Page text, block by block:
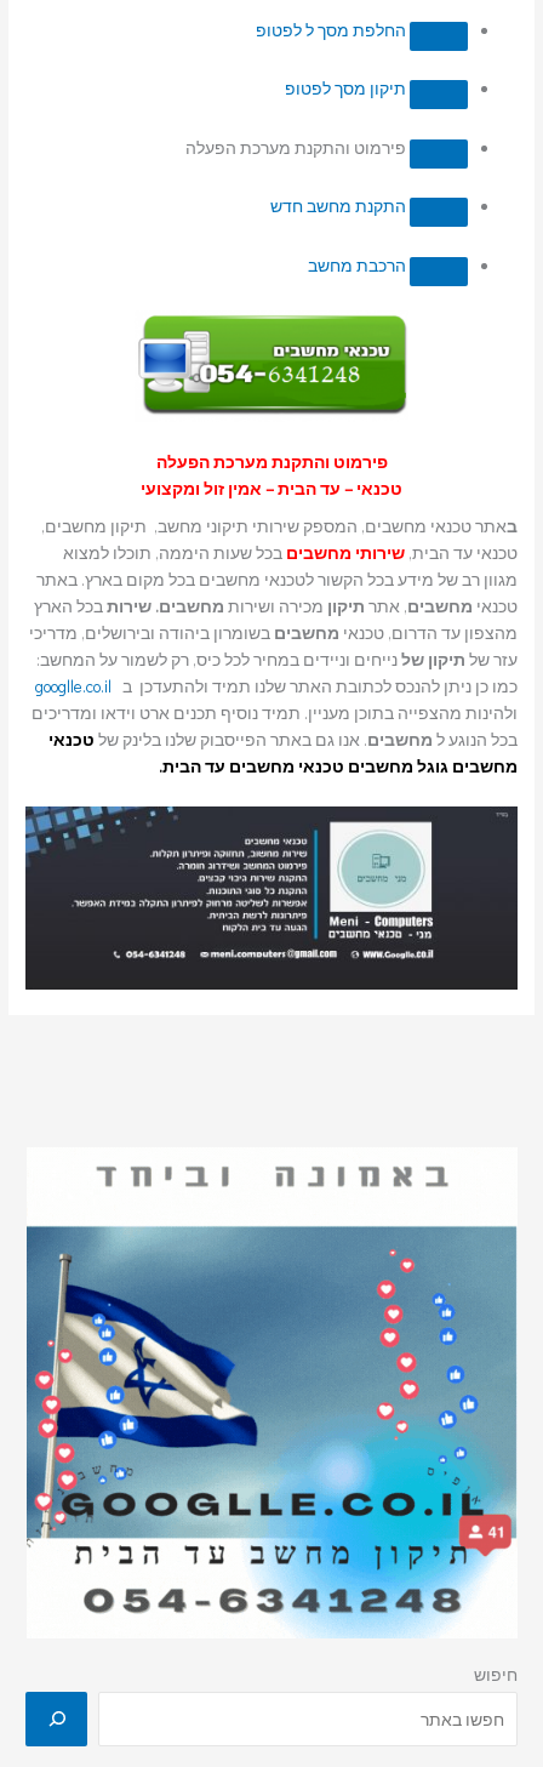
החלפת מסך ל לפטופ
תיקון מסך לפטופ
פירמוט והתקנת מערכת הפעלה
התקנת מחשב חדש
הרכבת מחשב
פירמוט והתקנת מערכת הפעלה
טכנאי – עד הבית – אמין זול ומקצועי
באתר טכנאי מחשבים, המספק שירותי תיקוני מחשב, תיקון מחשבים,
טכנאי עד הבית,שירותי מחשבים בכל שעות היממה, תוכלו למצוא
מגוון רב של מידע בכל הקשור לטכנאי מחשבים בכל מקום בארץ. באתר
טכנאי מחשבים, אתר תיקון מכירה ושירות מחשבים. שירותבכל הארץ
מהצפון עד הדרום, טכנאי מחשבים בשומרון ביהודה ובירושלים, מדריכי
עזר של תיקון שלנייחים וניידים במחיר לכל כיס, רק לשמור על המחשב:
כמו כן ניתן להנכס לכתובת האתר שלנו תמיד ולהתעדכן ב googlle.co.il
ולהינות מהצפייה בתוכן מעניין. תמיד נוסיף תכנים ארט וידאו ומדריכים
בכל הנוגע ל מחשבים. אנו גם באתר הפייסבוק שלנו בלינק של טכנאי
מחשבים גוגל מחשבים טכנאי מחשבים עד הבית.
חיפוש